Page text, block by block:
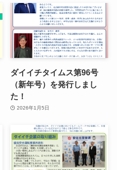
ダイイチタイムス第96号
（新年号）を発行しまし
た！
2026年1月5日